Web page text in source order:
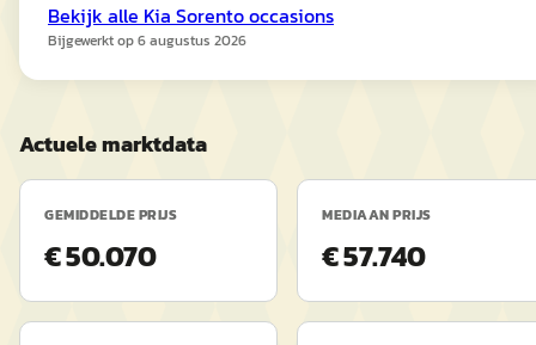
Bekijk alle Kia Sorentooccasions
Bijgewerkt op6 augustus 2026
Actuele marktdata
GEMIDDELDE PRIJS
€ 50.070
MEDIAAN PRIJS
€ 57.740